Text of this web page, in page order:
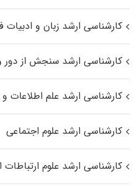
کارشناسی ارشد زبان و ادبیات
کارشناسی ارشد سنجش از دور
کارشناسی ارشد علم
کارشناسی ارشد علوم اجتماعی
کارشناسی ارشد علوم ارتباطات